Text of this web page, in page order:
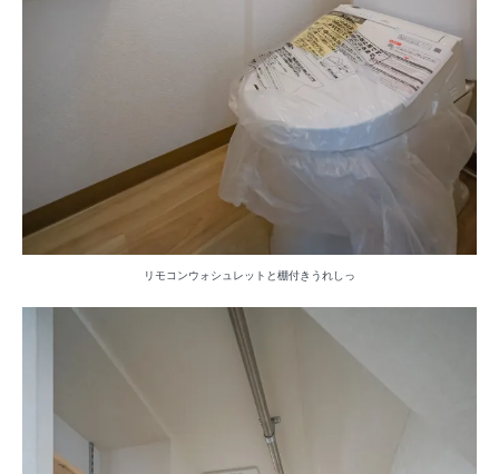
リモコンウォシュレットと棚付きうれしっ